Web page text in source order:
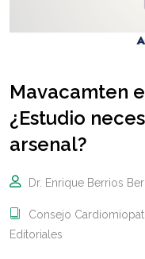
Mavacamten
¿Estudio
arsenal?
Dr. Enrique Berrios
Consejo
Editoriales